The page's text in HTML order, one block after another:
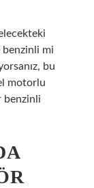
benzinli mi
bu
motorlu
benzinli